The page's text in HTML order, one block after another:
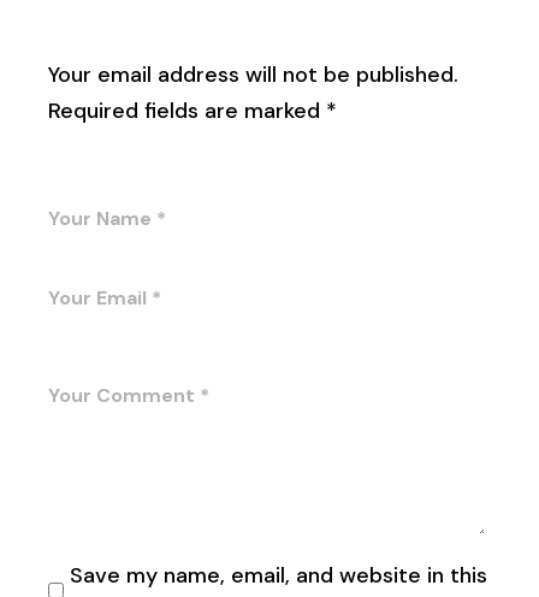
Your email address will not be published.
Required fields are marked *
Save my name, email, and website in this